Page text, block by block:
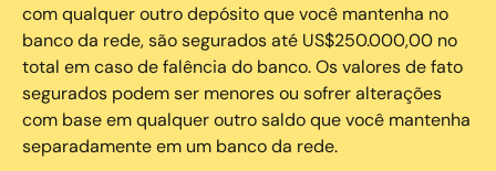
com qualquer outro depósito que você mantenha no
banco da rede, são segurados até US$250.000,00 no
total em caso de falência do banco. Os valores de fato
segurados podem ser menores ou sofrer alterações
com base em qualquer outro saldo que você mantenha
separadamente em um banco da rede.